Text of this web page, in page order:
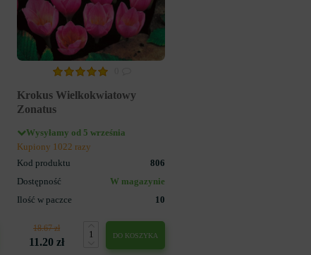
Krokus Wielkokwiatowy
Zonatus
Wysyłamy od 5 września
Kupiony 1022 razy
Kod produktu
806
Dostępność
W magazynie
Ilość w paczce
10
18.67 zł
11.20 zł
DO KOSZYKA